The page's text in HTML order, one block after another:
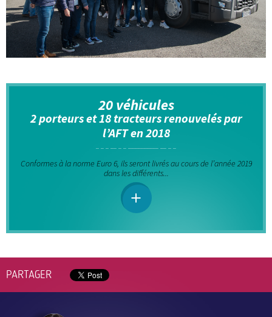
20 véhicules
2 porteurs et 18 tracteurs renouvelés par
l’AFT en 2018
Conformes à la norme Euro 6, ils seront livrés au cours de l’année 2019
dans les différents...
PARTAGER